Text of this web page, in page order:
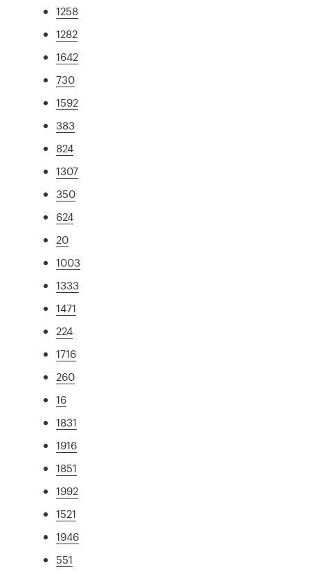
1258
1282
1642
730
1592
383
824
1307
350
624
20
1003
1333
1471
224
1716
260
16
1831
1916
1851
1992
1521
1946
551